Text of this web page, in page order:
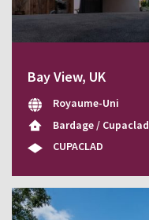
Bay View, UK
Royaume-Uni
Bardage / Cupaclad
CUPACLAD